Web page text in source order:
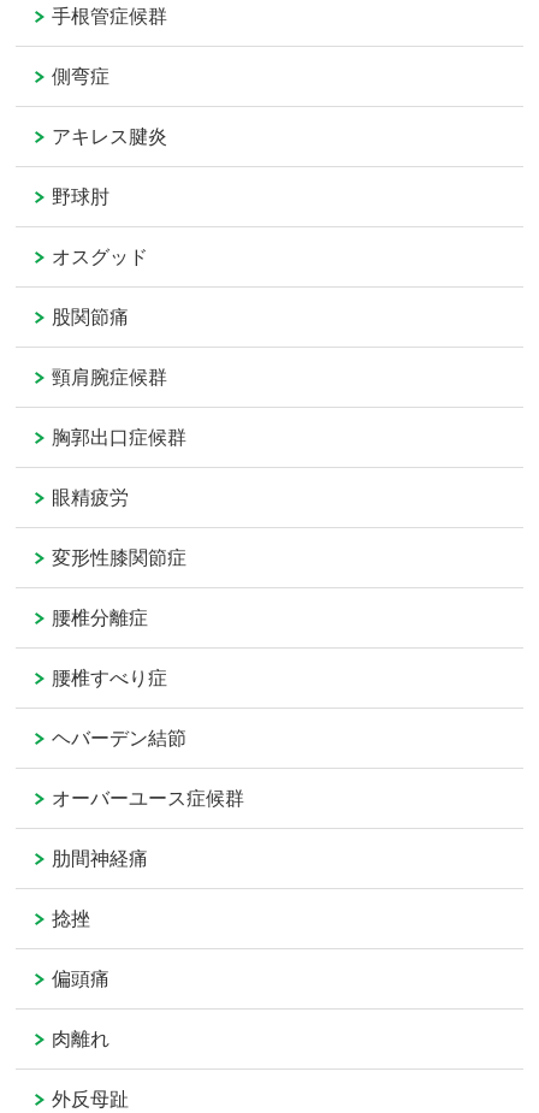
手根管症候群
側弯症
アキレス腱炎
野球肘
オスグッド
股関節痛
頸肩腕症候群
胸郭出口症候群
眼精疲労
変形性膝関節症
腰椎分離症
腰椎すべり症
ヘバーデン結節
オーバーユース症候群
肋間神経痛
捻挫
偏頭痛
肉離れ
外反母趾